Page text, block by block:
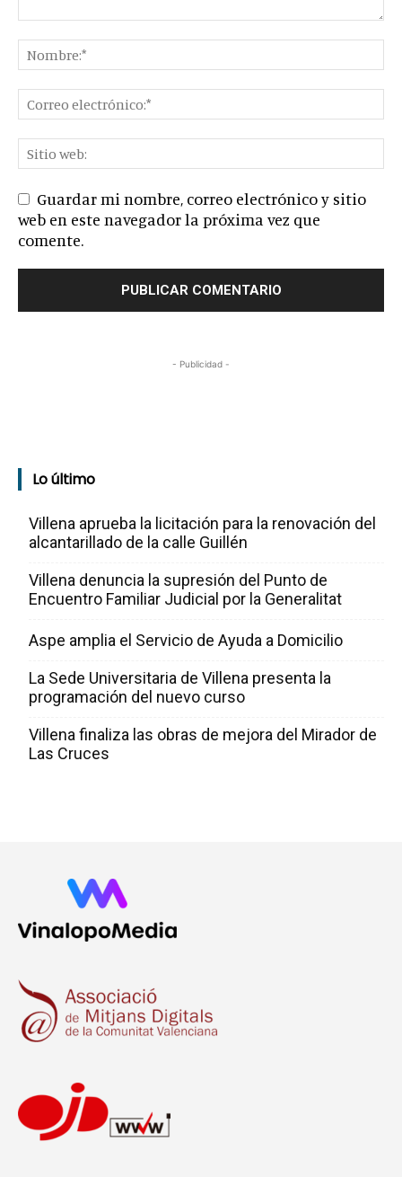
Guardar mi nombre, correo electrónico y sitio
web en este navegador la próxima vez que
comente.
- Publicidad -
Lo último
Villena aprueba la licitación para la renovación del
alcantarillado de la calle Guillén
Villena denuncia la supresión del Punto de
Encuentro Familiar Judicial por la Generalitat
Aspe amplia el Servicio de Ayuda a Domicilio
La Sede Universitaria de Villena presenta la
programación del nuevo curso
Villena finaliza las obras de mejora del Mirador de
Las Cruces